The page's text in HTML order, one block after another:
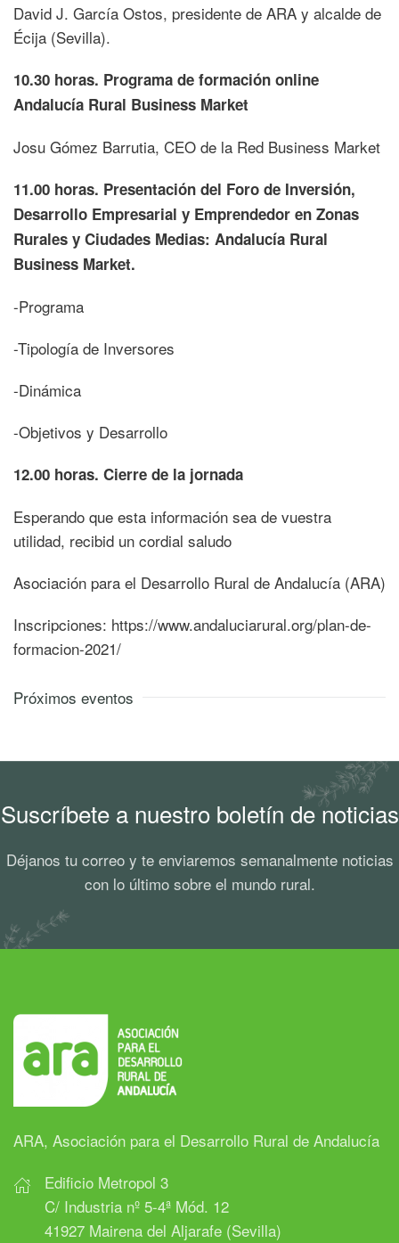
David J. García Ostos, presidente de ARA y alcalde de
Écija (Sevilla).
10.30 horas. Programa de formación online
Andalucía Rural Business Market
Josu Gómez Barrutia, CEO de la Red Business Market
11.00 horas. Presentación del Foro de Inversión,
Desarrollo Empresarial y Emprendedor en Zonas
Rurales y Ciudades Medias: Andalucía Rural
Business Market.
-Programa
-Tipología de Inversores
-Dinámica
-Objetivos y Desarrollo
12.00 horas. Cierre de la jornada
Esperando que esta información sea de vuestra
utilidad, recibid un cordial saludo
Asociación para el Desarrollo Rural de Andalucía (ARA)
Inscripciones: https://www.andaluciarural.org/plan-de-
formacion-2021/
Próximos eventos
Suscríbete a nuestro boletín de noticias
Déjanos tu correo y te enviaremos semanalmente noticias
con lo último sobre el mundo rural.
ARA, Asociación para el Desarrollo Rural de Andalucía
Edificio Metropol 3
C/ Industria nº 5-4ª Mód. 12
41927 Mairena del Aljarafe (Sevilla)